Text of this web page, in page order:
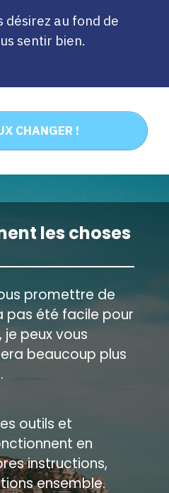
désirez au fond de
sentir bien.
CHANGER !
les choses
promettre de
pas été facile pour
je peux vous
beaucoup plus
outils et
en
instructions,
ensemble.